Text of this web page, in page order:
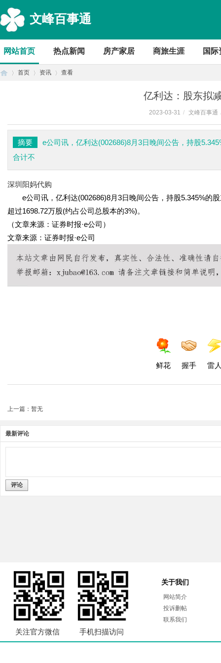
文峰百事通
网站首页 热点新闻 房产家居 商旅生涯 国际
首页 资讯 查看
亿利达：股东拟
2023-03-31 / 文峰百事通
摘要
e公司讯，亿利达(002686)8月3日晚间公告，持股
合计不
深圳阳妈代购
e公司讯，亿利达(002686)8月3日晚间公告，持股5.345%的
超过1698.72万股(约占公司总股本的3%)。
（文章来源：证券时报·e公司）
文章来源：证券时报·e公司
鲜花 握手 雷
上一篇：暂无
最新评论
评论
关注官方微信 手机扫描访问
关于我们
网站简介
投诉删帖
联系我们